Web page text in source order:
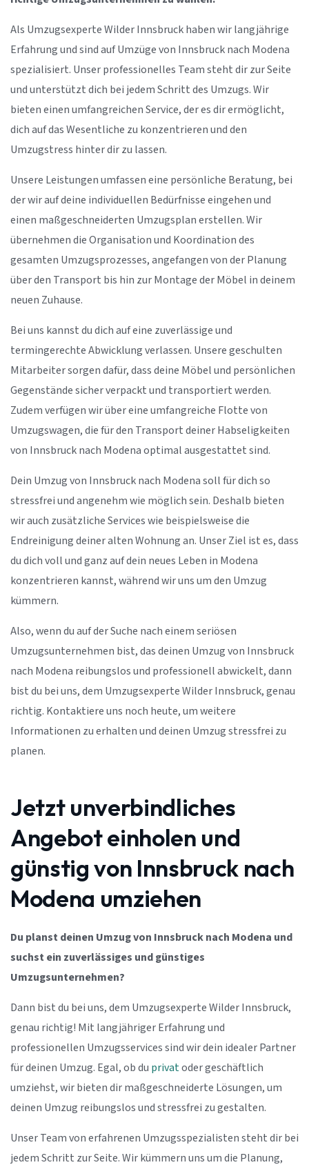
Als Umzugsexperte Wilder Innsbruck haben wir langjährige
Erfahrung und sind auf Umzüge von Innsbruck nach Modena
spezialisiert. Unser professionelles Team steht dir zur Seite
und unterstützt dich bei jedem Schritt des Umzugs. Wir
bieten einen umfangreichen Service, der es dir ermöglicht,
dich auf das Wesentliche zu konzentrieren und den
Umzugstress hinter dir zu lassen.
Unsere Leistungen umfassen eine persönliche Beratung, bei
der wir auf deine individuellen Bedürfnisse eingehen und
einen maßgeschneiderten Umzugsplan erstellen. Wir
übernehmen die Organisation und Koordination des
gesamten Umzugsprozesses, angefangen von der Planung
über den Transport bis hin zur Montage der Möbel in deinem
neuen Zuhause.
Bei uns kannst du dich auf eine zuverlässige und
termingerechte Abwicklung verlassen. Unsere geschulten
Mitarbeiter sorgen dafür, dass deine Möbel und persönlichen
Gegenstände sicher verpackt und transportiert werden.
Zudem verfügen wir über eine umfangreiche Flotte von
Umzugswagen, die für den Transport deiner Habseligkeiten
von Innsbruck nach Modena optimal ausgestattet sind.
Dein Umzug von Innsbruck nach Modena soll für dich so
stressfrei und angenehm wie möglich sein. Deshalb bieten
wir auch zusätzliche Services wie beispielsweise die
Endreinigung deiner alten Wohnung an. Unser Ziel ist es, dass
du dich voll und ganz auf dein neues Leben in Modena
konzentrieren kannst, während wir uns um den Umzug
kümmern.
Also, wenn du auf der Suche nach einem seriösen
Umzugsunternehmen bist, das deinen Umzug von Innsbruck
nach Modena reibungslos und professionell abwickelt, dann
bist du bei uns, dem Umzugsexperte Wilder Innsbruck, genau
richtig. Kontaktiere uns noch heute, um weitere
Informationen zu erhalten und deinen Umzug stressfrei zu
planen.
Jetzt unverbindliches
Angebot einholen und
günstig von Innsbruck nach
Modena umziehen
Du planst deinen Umzug von Innsbruck nach Modena und
suchst ein zuverlässiges und günstiges
Umzugsunternehmen?
Dann bist du bei uns, dem Umzugsexperte Wilder Innsbruck,
genau richtig! Mit langjähriger Erfahrung und
professionellen Umzugsservices sind wir dein idealer Partner
für deinen Umzug. Egal, ob du privatoder geschäftlich
umziehst, wir bieten dir maßgeschneiderte Lösungen, um
deinen Umzug reibungslos und stressfrei zu gestalten.
Unser Team von erfahrenen Umzugsspezialisten steht dir bei
jedem Schritt zur Seite. Wir kümmern uns um die Planung,